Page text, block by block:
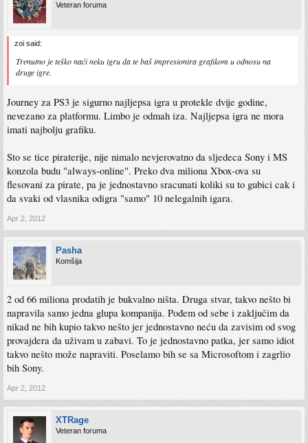
Veteran foruma
zoi said:
Trenutno je teško naći neku igru da te baš impresionira grafikom u odnosu na
druge igre.
Journey za PS3 je sigurno najljepsa igra u protekle dvije godine,
nevezano za platformu. Limbo je odmah iza. Najljepsa igra ne mora
imati najbolju grafiku.
Sto se tice piraterije, nije nimalo nevjerovatno da sljedeca Sony i MS
konzola budu "always-online". Preko dva miliona Xbox-ova su
flesovani za pirate, pa je jednostavno sracunati koliki su to gubici cak i
da svaki od vlasnika odigra "samo" 10 nelegalnih igara.
Apr 2, 2012
Pasha
Komšija
2 od 66 miliona prodatih je bukvalno ništa. Druga stvar, takvo nešto bi
napravila samo jedna glupa kompanija. Pođem od sebe i zaključim da
nikad ne bih kupio takvo nešto jer jednostavno neću da zavisim od svog
provajdera da uživam u zabavi. To je jednostavno patka, jer samo idiot
takvo nešto može napraviti. Poselamo bih se sa Microsoftom i zagrlio
bih Sony.
Apr 2, 2012
XTRage
Veteran foruma